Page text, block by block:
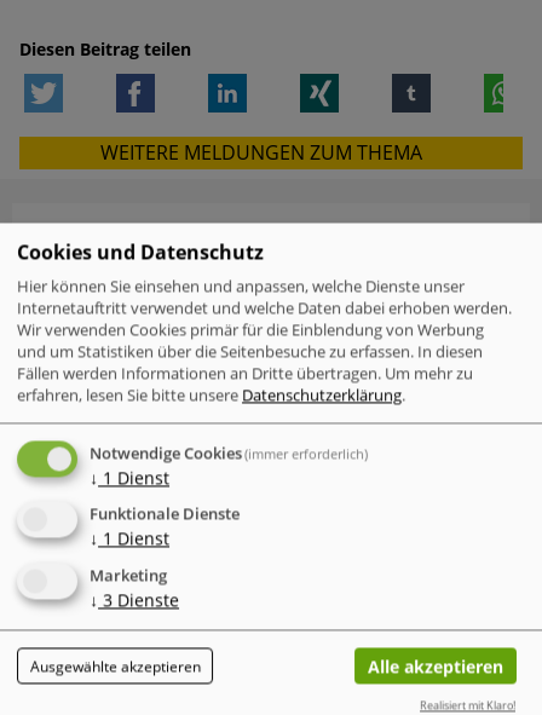
Diesen Beitrag teilen
Facebook LinkedIn tumblr
WEITERE MELDUNGEN ZUM THEMA
VERWANDTE MELDUNGEN
Check Point Research: Brand Phishing
Report Q2 2026
Mac-Nutzer sind häufiger von
Cyberattacken betroffen als Windows-
Software und Transparenz
entscheidend sind
Der "Annual AI Security Report 2026"
von Check Point dokumentiert einen
Cookies und Datenschutz
Hier können Sie einsehen und anpassen, welche Dienste unser
Internetauftritt verwendet und welche Daten dabei erhoben werden.
Wir verwenden Cookies primär für die Einblendung von Werbung
und um Statistiken über die Seitenbesuche zu erfassen. In diesen
Fällen werden Informationen an Dritte übertragen. Um mehr zu
erfahren, lesen Sie bitte unsere Datenschutzerklärung.
Notwendige Cookies(immer erforderlich)
↓ 1 Dienst
Funktionale Dienste
↓ 1 Dienst
Marketing
↓ 3 Dienste
Ausgewählte akzeptieren Alle akzeptieren
Realisiert mit Klaro!